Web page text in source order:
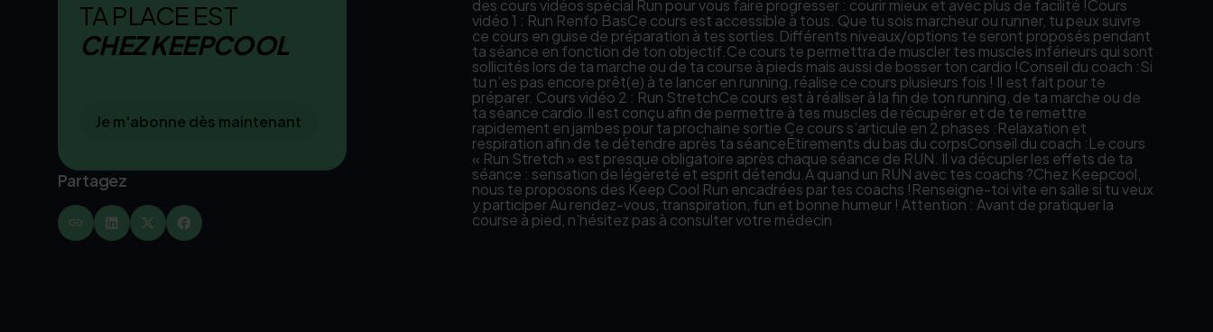
TA PLACE EST
CHEZ KEEPCOOL
Je m'abonne dès maintenant
Partagez
des cours vidéos spécial Run pour vous faire progresser : courir mieux et avec plus de facilité !Cours
vidéo 1 : Run Renfo BasCe cours est accessible à tous. Que tu sois marcheur ou runner, tu peux suivre
ce cours en guise de préparation à tes sorties.Différents niveaux/options te seront proposés pendant
ta séance en fonction de ton objectif.Ce cours te permettra de muscler tes muscles inférieurs qui sont
sollicités lors de ta marche ou de ta course à pieds mais aussi de bosser ton cardio !Conseil du coach :Si
tu n’es pas encore prêt(e) à te lancer en running, réalise ce cours plusieurs fois ! Il est fait pour te
préparer. Cours vidéo 2 : Run StretchCe cours est à réaliser à la fin de ton running, de ta marche ou de
ta séance cardio.Il est conçu afin de permettre à tes muscles de récupérer et de te remettre
rapidement en jambes pour ta prochaine sortie Ce cours s’articule en 2 phases :Relaxation et
respiration afin de te détendre après ta séanceÉtirements du bas du corpsConseil du coach :Le cours
« Run Stretch » est presque obligatoire après chaque séance de RUN. Il va décupler les effets de ta
séance : sensation de légèreté et esprit détendu.À quand un RUN avec tes coachs ?Chez Keepcool,
nous te proposons des Keep Cool Run encadrées par tes coachs !Renseigne-toi vite en salle si tu veux
y participer Au rendez-vous, transpiration, fun et bonne humeur ! Attention : Avant de pratiquer la
course à pied, n’hésitez pas à consulter votre médecin